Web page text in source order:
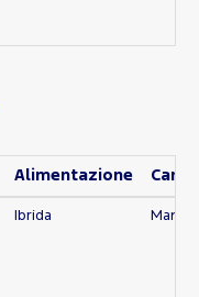
Alimentazione
Ibrida